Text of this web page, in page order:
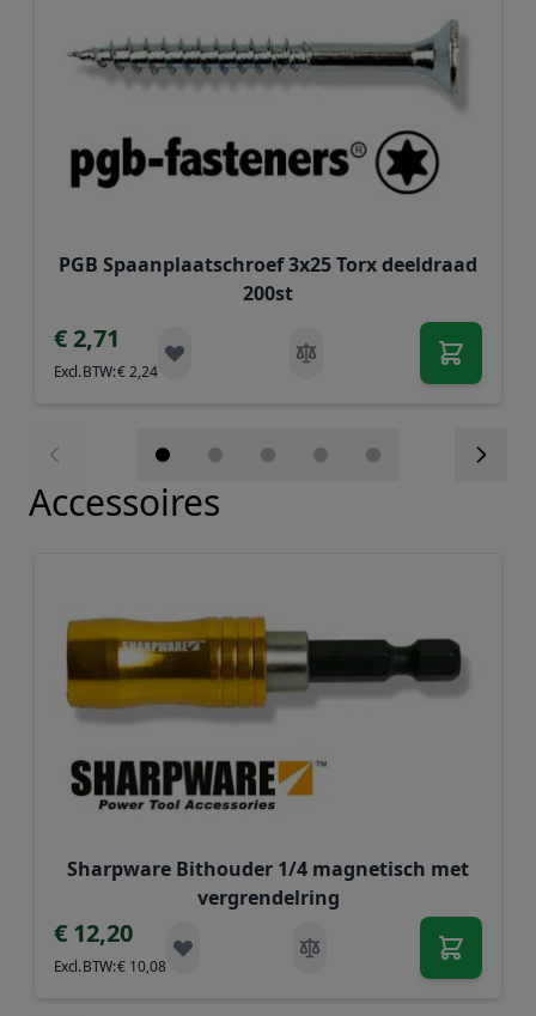
PGB Spaanplaatschroef 3x25 Torx deeldraad
200st
€ 2,71
€ 2,24
Accessoires
Sharpware Bithouder 1/4 magnetisch met
vergrendelring
€ 12,20
€ 10,08